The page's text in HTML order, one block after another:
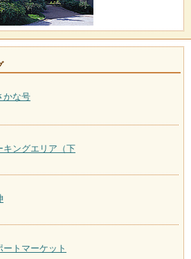
かな号
キングエリア（下
ートマーケット